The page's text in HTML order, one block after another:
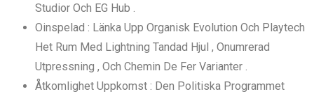
Studior Och EG Hub .
Oinspelad : Länka Upp Organisk Evolution Och Playtech
Het Rum Med Lightning Tandad Hjul , Onumrerad
Utpressning , Och Chemin De Fer Varianter .
Åtkomlighet Uppkomst : Den Politiska Programmet